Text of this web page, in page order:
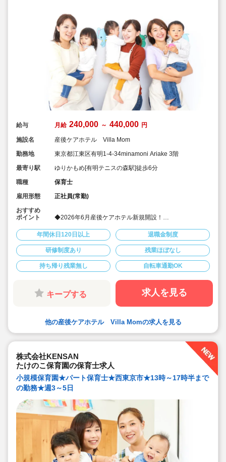
給与 月給 240,000 ～ 440,000 円
施設名
産後ケアホテル Villa Mom
勤務地
東京都江東区有明1-4-34minamoni Ariake 3階
最寄り駅
ゆりかもめ[有明テニスの森駅]徒歩6分
職種
保育士
雇用形態
正社員(常勤)
おすすめ
ポイント
◆2026年6月産後ケアホテル新規開設！
◆産後のお母さんが心身ともに回復できる癒しのデザイ
ン・空間で新しく清潔感あり心地よく勤務いただけま
す！
◆月給24万円以上！別途夜間帯の時間外手当も支給！賞
与は年2回！年間休日120日以上！
◆親会社は東京証券取引所グロース市場上場していま
す！
年間休日120日以上 退職金制度
研修制度あり 残業ほぼなし
持ち帰り残業無し 自転車通勤OK
キープする 求人を見る
他の産後ケアホテル Villa Momの求人を見る
株式会社KENSAN
たけのこ保育園の保育士求人
小規模保育園★パート保育士★西東京市★13時～17時半まで
の勤務★週3～5日